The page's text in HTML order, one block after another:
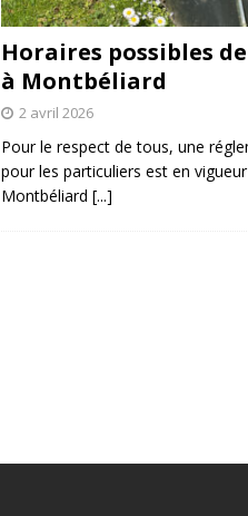
Horaires possibles
à Montbéliard
2 avril 2026
Pour le respect de tous, une
pour les particuliers est en
Montbéliard [...]